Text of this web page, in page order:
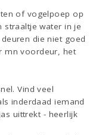
of vogelpoep op
straaltje water in je
die niet goed
mn voordeur, het
Vind veel
inderdaad iemand
uittrekt - heerlijk